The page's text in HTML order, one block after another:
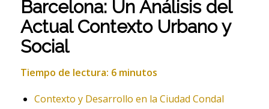
Barcelona: Un Análisis del
Actual Contexto Urbano y
Social
Tiempo de lectura: 6 minutos
Contexto y Desarrollo en la Ciudad Condal